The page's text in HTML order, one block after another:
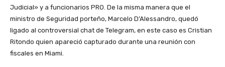
Judicial» y a funcionarios PRO. De la misma manera que el
ministro de Seguridad porteño, Marcelo D’Alessandro, quedó
ligado al controversial chat de Telegram, en este caso es Cristian
Ritondo quien apareció capturado durante una reunión con
fiscales en Miami.